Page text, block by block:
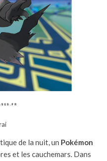
de la nuit, un Pokémon
et les cauchemars. Dans